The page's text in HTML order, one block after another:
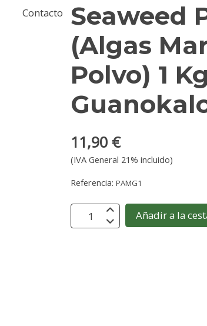
Contacto
Seaweed
(Algas
Polvo) 1
11,90 €
(IVA General 21% incluido)
Referencia:PAMG1
Añadir a la